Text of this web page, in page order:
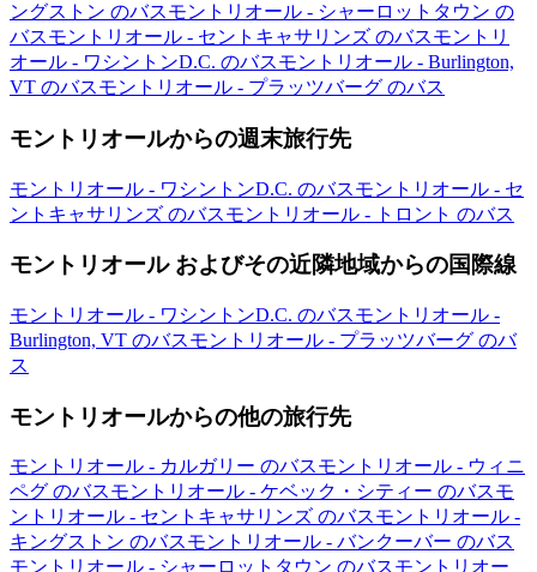
ングストン のバスモントリオール - シャーロットタウン の
バスモントリオール - セントキャサリンズ のバスモントリ
オール - ワシントンD.C. のバスモントリオール - Burlington,
VT のバスモントリオール - プラッツバーグ のバス
モントリオールからの週末旅行先
モントリオール - ワシントンD.C. のバスモントリオール - セ
ントキャサリンズ のバスモントリオール - トロント のバス
モントリオール およびその近隣地域からの国際線
モントリオール - ワシントンD.C. のバスモントリオール -
Burlington, VT のバスモントリオール - プラッツバーグ のバ
ス
モントリオールからの他の旅行先
モントリオール - カルガリー のバスモントリオール - ウィニ
ペグ のバスモントリオール - ケベック・シティー のバスモ
ントリオール - セントキャサリンズ のバスモントリオール -
キングストン のバスモントリオール - バンクーバー のバス
モントリオール - シャーロットタウン のバスモントリオー